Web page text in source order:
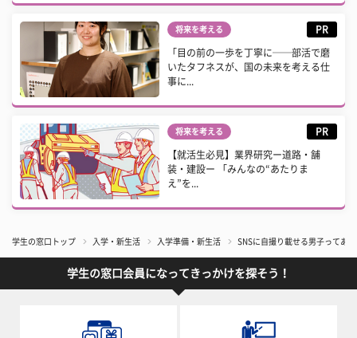
将来を考える PR
「目の前の一歩を丁寧に──部活で磨
いたタフネスが、国の未来を考える仕
事に...
将来を考える PR
【就活生必見】業界研究ー道路・舗
装・建設ー 「みんなの“あたりま
え”を...
学生の窓口トップ 入学・新生活 入学準備・新生活 SNSに自撮り載せる男子ってあ
学生の窓口会員になってきっかけを探そう！